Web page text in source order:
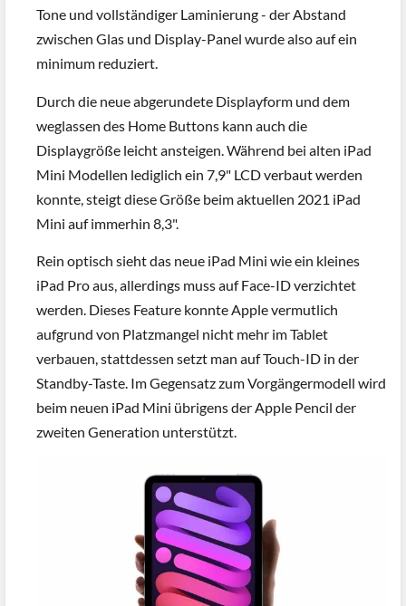
Tone und vollständiger Laminierung - der Abstand
zwischen Glas und Display-Panel wurde also auf ein
minimum reduziert.
Durch die neue abgerundete Displayform und dem
weglassen des Home Buttons kann auch die
Displaygröße leicht ansteigen. Während bei alten iPad
Mini Modellen lediglich ein 7,9" LCD verbaut werden
konnte, steigt diese Größe beim aktuellen 2021 iPad
Mini auf immerhin 8,3".
Rein optisch sieht das neue iPad Mini wie ein kleines
iPad Pro aus, allerdings muss auf Face-ID verzichtet
werden. Dieses Feature konnte Apple vermutlich
aufgrund von Platzmangel nicht mehr im Tablet
verbauen, stattdessen setzt man auf Touch-ID in der
Standby-Taste. Im Gegensatz zum Vorgängermodell wird
beim neuen iPad Mini übrigens der Apple Pencil der
zweiten Generation unterstützt.